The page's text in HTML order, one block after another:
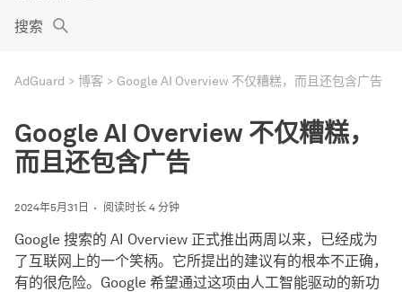
搜索
AdGuard 博客 Google AI Overview 不仅糟糕，而且还包含广告
Google AI Overview 不仅糟糕，
而且还包含广告
2024年5月31日 阅读时长 4 分钟
Google 搜索的 AI Overview 正式推出两周以来，已经成为
了互联网上的一个笑柄。它所提出的建议有的根本不正确，
有的很危险。Google 希望通过这项由人工智能驱动的新功